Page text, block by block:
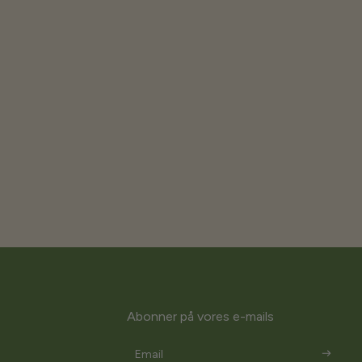
Abonner på vores e-mails
Email